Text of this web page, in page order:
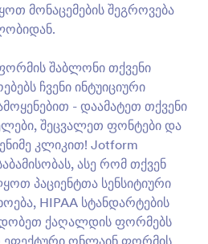
მონაცემების შეგროვება
შაბლონი თქვენი
ჩვენი ინტუიციური
- დაამატეთ თქვენი
შეცვალეთ ფონტები და
კლიკით! Jotform
ასე რომ თქვენ
პაციენტთა სენსიტიური
HIPAA სტანდარტების
ქაღალდის ფორმებს
ონლაინ ფორმის
აპლიკაციებს,
Google ცხრილები
უფასო ფორმის
დაჯავშნის პროცესი
ვაქცინის მისაღები ვიზიტის
კოვიდ 19 ფაზა 1ა ვაქცინაციის სარეგისტრ?
სარეგისტრაციო
ვაქცინის
რათა მიიღონ 1ა ფაზის
სამედიცინო